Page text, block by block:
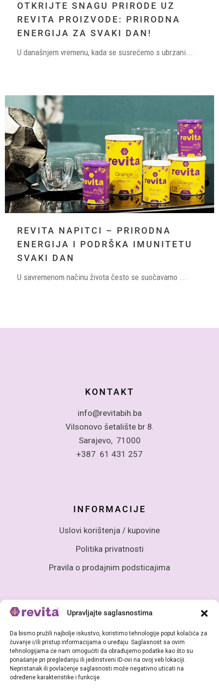
Upravljajte saglasnostima
Da bismo pružili najbolje iskustvo, koristimo tehnologije poput kolačića za
čuvanje i/ili pristup informacijama o uređaju. Saglasnost sa ovim
tehnologijama će nam omogućiti da obrađujemo podatke kao što su
ponašanje pri pregledanju ili jedinstveni ID-ovi na ovoj veb lokaciji.
Nepristanak ili povlačenje saglasnosti može negativno uticati na
određene karakteristike i funkcije.
OTKRIJTE SNAGU PRIRODE UZ
REVITA PROIZVODE: PRIRODNA
ENERGIJA ZA SVAKI DAN!
U današnjem vremenu, kada se susrećemo s ubrzani...
REVITA NAPITCI – PRIRODNA
ENERGIJA I PODRŠKA IMUNITETU
SVAKI DAN
U savremenom načinu života često se suočavamo ...
KONTAKT
info@revitabih.ba
Vilsonovo šetalište br 8.
Sarajevo, 71000
+387 61 431 257
INFORMACIJE
Uslovi korištenja / kupovine
Politika privatnosti
Pravila o prodajnim podsticajima
Opcije i sigurnost plaćanja
Dostava
Reklamacije i povrat robe